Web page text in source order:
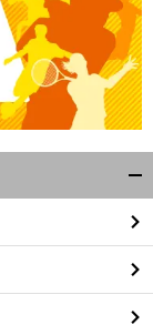
閉
る